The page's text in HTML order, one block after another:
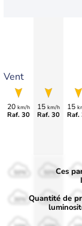
Vent
20 km/h
Raf. 30
15 km/h
Raf. 30
15
Raf.
50%
30%
50%
30%
Ces
Quantité de